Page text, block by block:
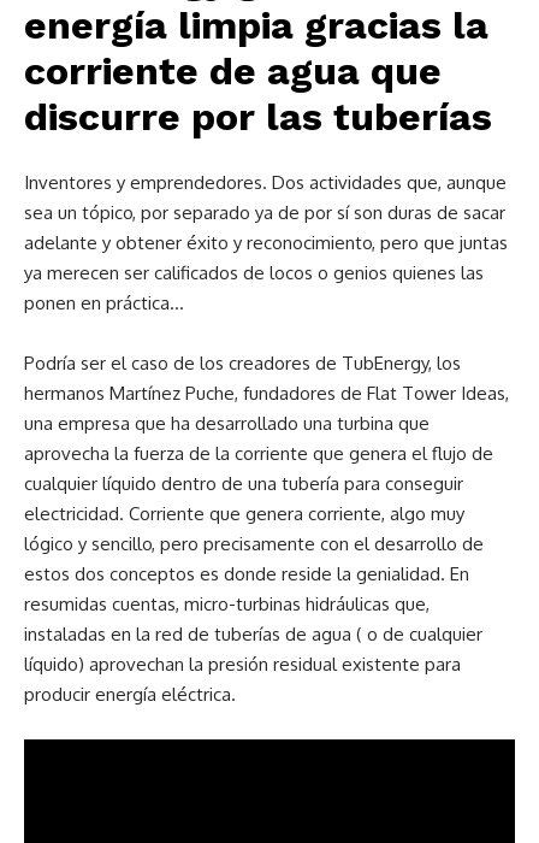
energía limpia gracias la
corriente de agua que
discurre por las tuberías
Inventores y emprendedores. Dos actividades que, aunque
sea un tópico, por separado ya de por sí son duras de sacar
adelante y obtener éxito y reconocimiento, pero que juntas
ya merecen ser calificados de locos o genios quienes las
ponen en práctica…
Podría ser el caso de los creadores de TubEnergy, los
hermanos Martínez Puche, fundadores de Flat Tower Ideas,
una empresa que ha desarrollado una turbina que
aprovecha la fuerza de la corriente que genera el flujo de
cualquier líquido dentro de una tubería para conseguir
electricidad. Corriente que genera corriente, algo muy
lógico y sencillo, pero precisamente con el desarrollo de
estos dos conceptos es donde reside la genialidad. En
resumidas cuentas, micro-turbinas hidráulicas que,
instaladas en la red de tuberías de agua ( o de cualquier
líquido) aprovechan la presión residual existente para
producir energía eléctrica.